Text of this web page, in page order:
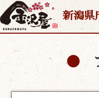
新潟県